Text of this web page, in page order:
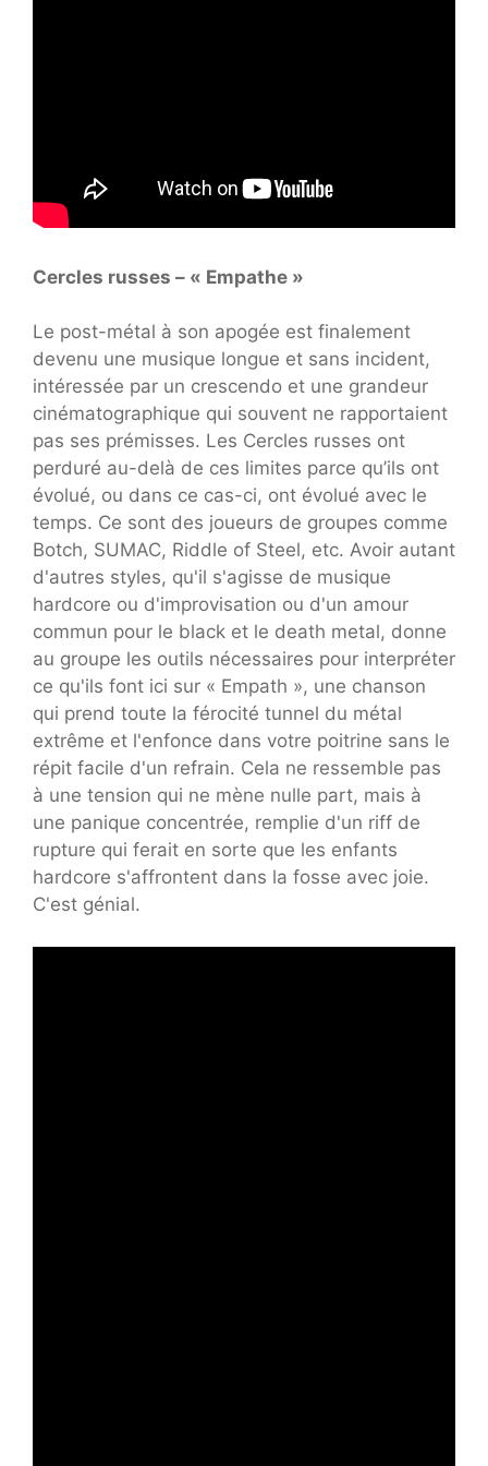
Cercles russes – « Empathe »
Le post-métal à son apogée est finalement
devenu une musique longue et sans incident,
intéressée par un crescendo et une grandeur
cinématographique qui souvent ne rapportaient
pas ses prémisses. Les Cercles russes ont
perduré au-delà de ces limites parce qu’ils ont
évolué, ou dans ce cas-ci, ont évolué avec le
temps. Ce sont des joueurs de groupes comme
Botch, SUMAC, Riddle of Steel, etc. Avoir autant
d'autres styles, qu'il s'agisse de musique
hardcore ou d'improvisation ou d'un amour
commun pour le black et le death metal, donne
au groupe les outils nécessaires pour interpréter
ce qu'ils font ici sur « Empath », une chanson
qui prend toute la férocité tunnel du métal
extrême et l'enfonce dans votre poitrine sans le
répit facile d'un refrain. Cela ne ressemble pas
à une tension qui ne mène nulle part, mais à
une panique concentrée, remplie d'un riff de
rupture qui ferait en sorte que les enfants
hardcore s'affrontent dans la fosse avec joie.
C'est génial.